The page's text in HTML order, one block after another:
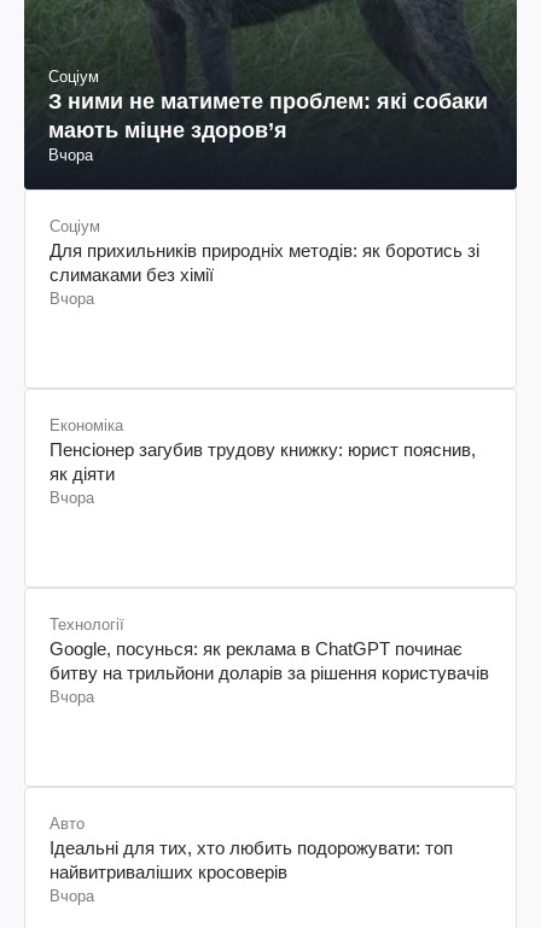
Соціум
З ними не матимете проблем: які собаки
мають міцне здоров’я
Вчора
Соціум
Для прихильників природніх методів: як боротись зі
слимаками без хімії
Вчора
Економіка
Пенсіонер загубив трудову книжку: юрист пояснив,
як діяти
Вчора
Технології
Google, посунься: як реклама в ChatGPT починає
битву на трильйони доларів за рішення користувачів
Вчора
Авто
Ідеальні для тих, хто любить подорожувати: топ
найвитриваліших кросоверів
Вчора